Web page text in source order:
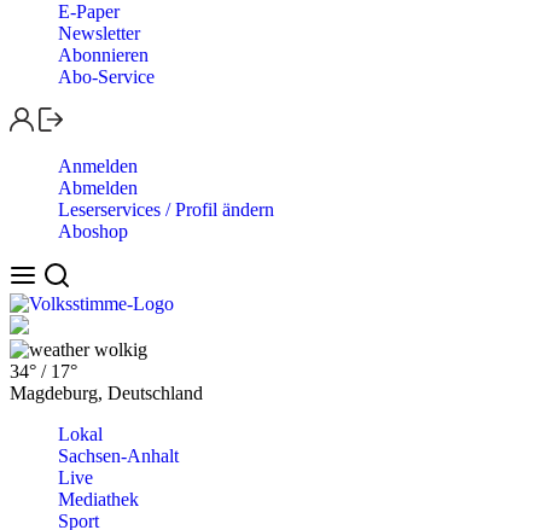
E-Paper
Newsletter
Abonnieren
Abo-Service
Anmelden
Abmelden
Leserservices / Profil ändern
Aboshop
wolkig
34° / 17°
Magdeburg, Deutschland
Lokal
Sachsen-Anhalt
Live
Mediathek
Sport